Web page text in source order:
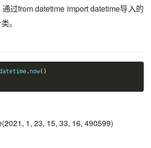
过from datetime import datetime导入的
。
. now()
1, 23, 15, 33, 16, 490599)